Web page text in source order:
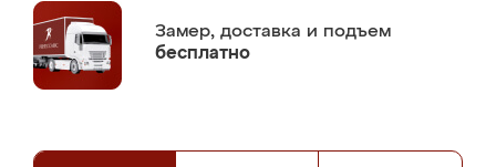
Замер, доставка и подъем
бесплатно